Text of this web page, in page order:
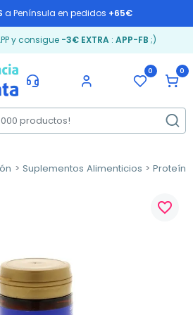
a Península en pedidos +65€
y consigue -3€ EXTRA: APP-FB ;)
0 0
Suplementos Alimenticios
favorite_border